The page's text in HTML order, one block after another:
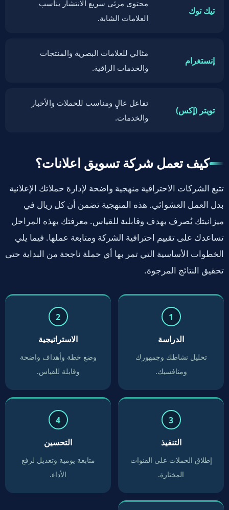
تيك توك
محتوى مرئي سريع الانتشار يناسب
العلامات الشابة.
إنستغرام
مثالي للعلامات البصرية والمنتجات
والخدمات الراقية.
تويتر (إكس)
تفاعل عالٍ ومناسب للحملات والأخبار
والخدمات.
كيف تعمل شركة تسويق اعلانات؟
تتبع الشركات الاحترافية منهجية واضحة لإدارة حملاتك الإعلانية
بدل العمل العشوائي. هذه المنهجية تضمن أن كل ريال في
ميزانيتك يُصرف بهدف وقابلية للقياس. معرفتك بهذه المراحل
تساعدك على تقييم احترافية الشركة ومتابعة عملها. فيما يلي
الخطوات الأساسية التي تمر بها أي حملة ناجحة من البداية حتى
تحقيق النتائج المرجوة.
الدراسة
تحليل نشاطك وجمهورك
ومنافسيك.
الاستراتيجية
وضع خطة وأهداف واضحة
وقابلة للقياس.
التنفيذ
إطلاق الحملات على القنوات
المختارة.
التحسين
متابعة يومية وتعديل لرفع
الأداء.